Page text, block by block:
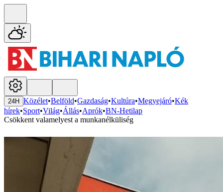
24H Közélet•Belföld•Gazdaság•Kultúra•Megyejáró•Kék
hírek•Sport•Világ•Állás•Aprók•BN-Hetilap
Csökkent valamelyest a munkanélküliség